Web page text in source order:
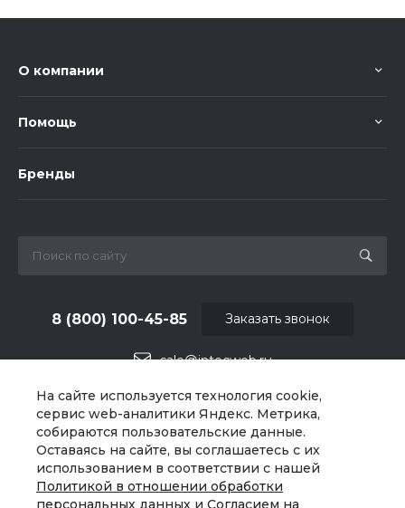
На сайте используется технология cookie,
сервис web-аналитики Яндекс. Метрика,
собираются пользовательские данные.
Оставаясь на сайте, вы соглашаетесь с их
использованием в соответствии с нашей
Политикой в отношении обработки
персональных данных и Согласием на
О компании
Помощь
Бренды
sale@intecweb.ru
8 (800) 100-45-85
г. Москва, ул. Люсиновская, д. 39
Заказать звонок